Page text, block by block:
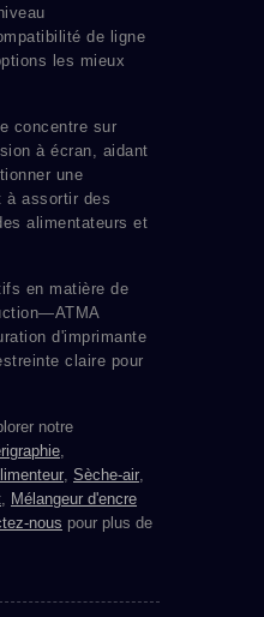
de ligne
les mieux
concentre sur
à écran, aidant
une
à assortir des
alimentateurs et
en matière de
d'imprimante
claire pour
notre
,
, Sèche-air,
, Mélangeur d'encre
nous pour plus de